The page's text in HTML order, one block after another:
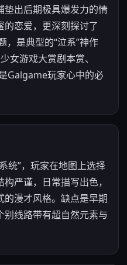
垫出后期极具爆发力的情
恋爱，更深刻探讨了
，是典型的“泣系”神作
女游戏大赏剧本赏、
Galgame玩家心中的必
统”，玩家在地图上选择
严谨，日常描写出色，
的漫才风格。缺点是早期
别线路带有超自然元素与